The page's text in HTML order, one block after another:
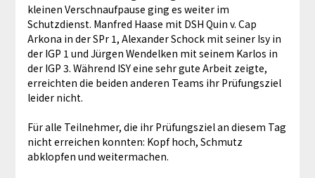
kleinen Verschnaufpause ging es weiter im
Schutzdienst. Manfred Haase mit DSH Quin v. Cap
Arkona in der SPr 1, Alexander Schock mit seiner Isy in
der IGP 1 und Jürgen Wendelken mit seinem Karlos in
der IGP 3. Während ISY eine sehr gute Arbeit zeigte,
erreichten die beiden anderen Teams ihr Prüfungsziel
leider nicht.
Für alle Teilnehmer, die ihr Prüfungsziel an diesem Tag
nicht erreichen konnten: Kopf hoch, Schmutz
abklopfen und weitermachen.